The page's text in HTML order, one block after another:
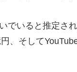
でいると推定さ
、そして